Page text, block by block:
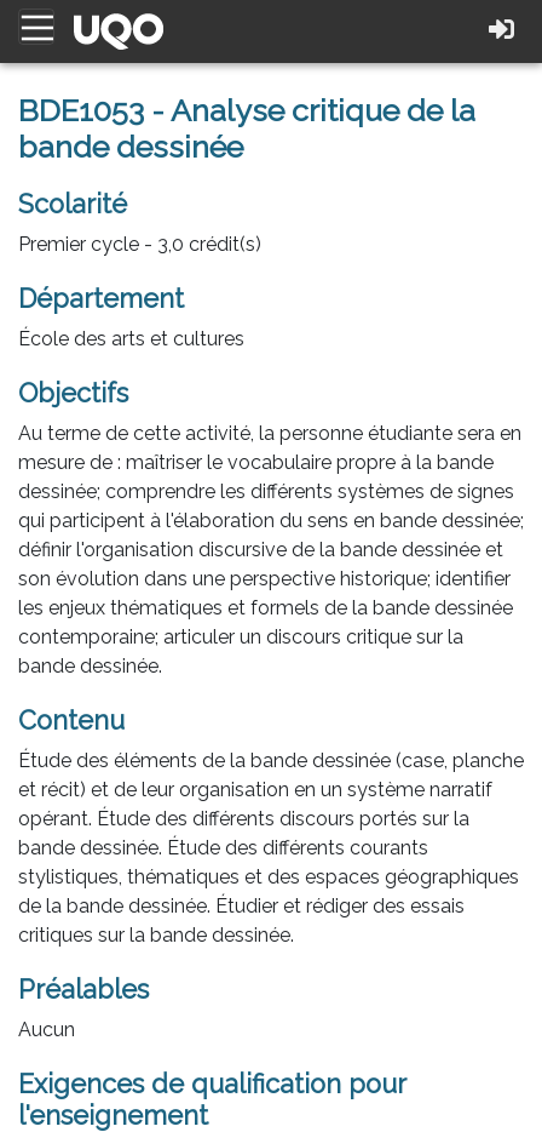
BDE1053 - Analyse critique de la
bande dessinée
Scolarité
Premier cycle - 3,0 crédit(s)
Département
École des arts et cultures
Objectifs
Au terme de cette activité, la personne étudiante sera en
mesure de : maîtriser le vocabulaire propre à la bande
dessinée; comprendre les différents systèmes de signes
qui participent à l'élaboration du sens en bande dessinée;
définir l'organisation discursive de la bande dessinée et
son évolution dans une perspective historique; identifier
les enjeux thématiques et formels de la bande dessinée
contemporaine; articuler un discours critique sur la
bande dessinée.
Contenu
Étude des éléments de la bande dessinée (case, planche
et récit) et de leur organisation en un système narratif
opérant. Étude des différents discours portés sur la
bande dessinée. Étude des différents courants
stylistiques, thématiques et des espaces géographiques
de la bande dessinée. Étudier et rédiger des essais
critiques sur la bande dessinée.
Préalables
Aucun
Exigences de qualification pour
l'enseignement